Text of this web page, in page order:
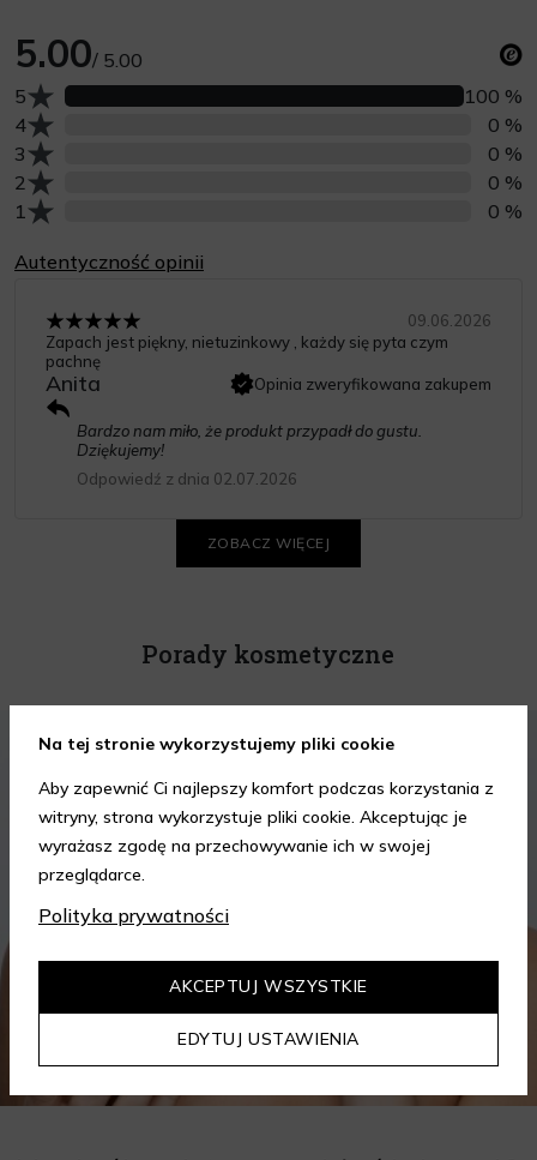
5.00/ 5.00
Liczba opinii z oceną
1 0 %
Liczba opinii z oceną
2 0 %
Liczba opinii z oceną
3 0 %
Liczba opinii z oceną
4 0 %
Liczba opinii z oceną
5 100 %
Autentyczność opinii
09.06.2026
Zapach jest piękny, nietuzinkowy , każdy się pyta czym
pachnę
Anita Opinia zweryfikowana zakupem
Bardzo nam miło, że produkt przypadł do gustu.
Dziękujemy!
Odpowiedź z dnia 02.07.2026
ZOBACZ WIĘCEJ
Porady kosmetyczne
Na tej stronie wykorzystujemy pliki cookie
Aby zapewnić Ci najlepszy komfort podczas korzystania z
witryny, strona wykorzystuje pliki cookie. Akceptując je
wyrażasz zgodę na przechowywanie ich w swojej
przeglądarce.
Polityka prywatności
EDYTUJ USTAWIENIA
AKCEPTUJ WSZYSTKIE